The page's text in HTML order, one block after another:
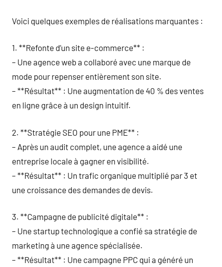
Voici quelques exemples de réalisations marquantes :
1. **Refonte d’un site e-commerce** :
– Une agence web a collaboré avec une marque de
mode pour repenser entièrement son site.
– **Résultat** : Une augmentation de 40 % des ventes
en ligne grâce à un design intuitif.
2. **Stratégie SEO pour une PME** :
– Après un audit complet, une agence a aidé une
entreprise locale à gagner en visibilité.
– **Résultat** : Un trafic organique multiplié par 3 et
une croissance des demandes de devis.
3. **Campagne de publicité digitale** :
– Une startup technologique a confié sa stratégie de
marketing à une agence spécialisée.
– **Résultat** : Une campagne PPC qui a généré un